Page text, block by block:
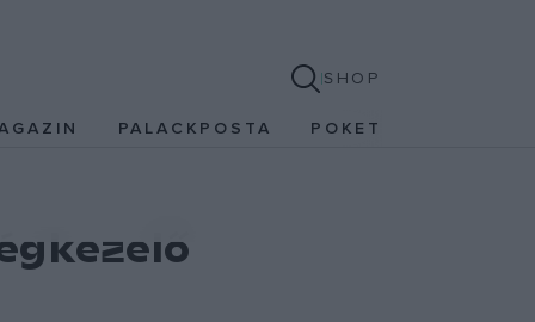
SHOP
PALACKPOSTA POKET